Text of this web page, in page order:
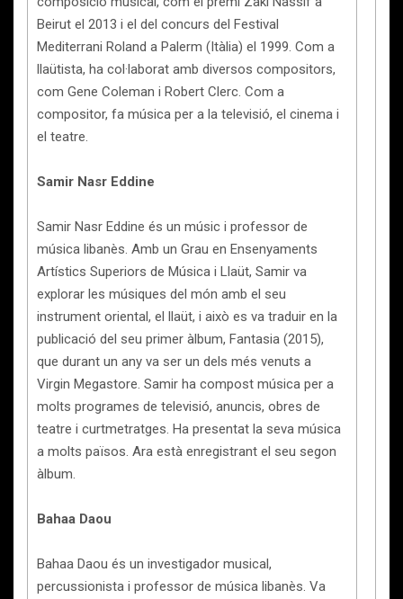
Beirut el 2013 i el del concurs del Festival
Mediterrani Roland a Palerm (Itàlia) el 1999. Com a
llaütista, ha col·laborat amb diversos compositors,
com Gene Coleman i Robert Clerc. Com a
compositor, fa música per a la televisió, el cinema i
el teatre.
Samir Nasr Eddine
Samir Nasr Eddine és un músic i professor de
música libanès. Amb un Grau en Ensenyaments
Artístics Superiors de Música i Llaüt, Samir va
explorar les músiques del món amb el seu
instrument oriental, el llaüt, i això es va traduir en la
publicació del seu primer àlbum, Fantasia (2015),
que durant un any va ser un dels més venuts a
Virgin Megastore. Samir ha compost música per a
molts programes de televisió, anuncis, obres de
teatre i curtmetratges. Ha presentat la seva música
a molts països. Ara està enregistrant el seu segon
àlbum.
Bahaa Daou
Bahaa Daou és un investigador musical,
percussionista i professor de música libanès. Va